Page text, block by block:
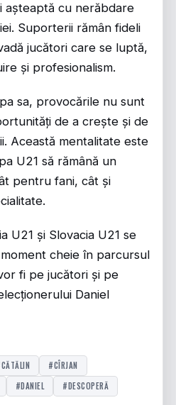
așteaptă cu nerăbdare
Suporterii rămân fideli
jucători care se luptă,
și profesionalism.
sa, provocările nu sunt
de a crește și de
Această mentalitate este
U21 să rămână un
pentru fani, cât și
U21 și Slovacia U21 se
cheie în parcursul
fi pe jucători și pe
Daniel
#CÎRJAN
#DANIEL #DESCOPERĂ